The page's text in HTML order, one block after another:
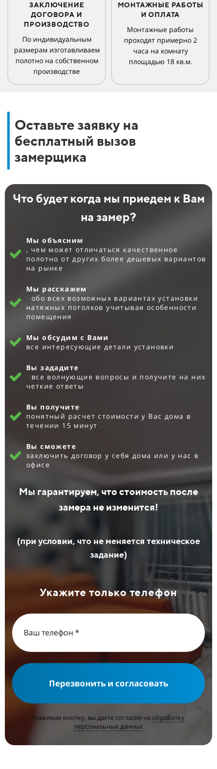
ЗАКЛЮЧЕНИЕ
ДОГОВОРА И
ПРОИЗВОДСТВО
По индивидуальным
размерам изготавливаем
полотно на собственном
производстве
МОНТАЖНЫЕ РАБОТЫ
И ОПЛАТА
Монтажные работы
проходят примерно 2
часа на комнату
площадью 18 кв.м.
Оставьте заявку на
бесплатный вызов
замерщика
Что будет когда мы приедем к Вам
на замер?
Мы объясним
, чем может отличаться качественное
полотно от других более дешевых вариантов
на рынке
Мы расскажем
обо всех возможных вариантах установки
натяжных потолков учитывая особенности
помещения
Мы обсудим с Вами
все интересующие детали установки
Вы зададите
все волнующие вопросы и получите на них
четкие ответы
Вы получите
понятный расчет стоимости у Вас дома в
течении 15 минут
Вы сможете
заключить договор у себя дома или у нас в
офисе
Мы гарантируем, что стоимость после
замера не изменится!
(при условии, что не меняется техническое
задание)
Укажите только телефон
Перезвонить и согласовать
Нажимая кнопку, вы даете согласие на обработку
персональных данных